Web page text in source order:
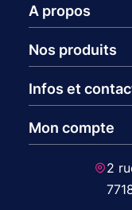
A propos
Nos produits
Infos et
Mon compte
2